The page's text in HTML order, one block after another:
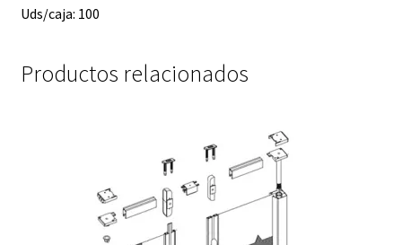
Uds/caja: 100
Productos relacionados